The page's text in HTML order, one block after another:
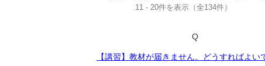
11 - 20件を表示（全134件）
Q
【講習】教材が届きません。どうすればよい